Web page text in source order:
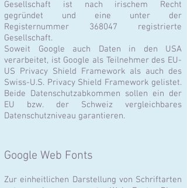
Gesellschaft ist nach irischem Recht
gegründet und eine unter der
Registernummer 368047 registrierte
Gesellschaft.
Soweit Google auch Daten in den USA
verarbeitet, ist Google als Teilnehmer des EU-
US Privacy Shield Framework als auch des
Swiss-U.S. Privacy Shield Framework gelistet.
Beide Datenschutzabkommen sollen ein der
EU bzw. der Schweiz vergleichbares
Datenschutzniveau garantieren.
Google Web Fonts
Zur einheitlichen Darstellung von Schriftarten